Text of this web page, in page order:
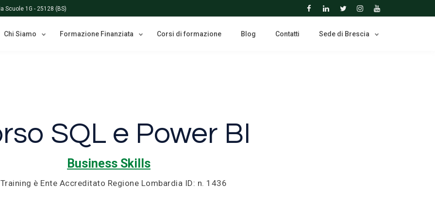
Scuole 1G - 25128 (BS)
Chi Siamo Formazione Finanziata Corsi di formazione Blog Contatti Sede di Brescia
SQL e Power BI
Business Skills
è Ente Accreditato Regione Lombardia ID: n. 1436